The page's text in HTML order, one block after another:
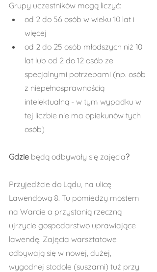
Grupy uczestników mogą liczyć:
od 2 do 56 osób w wieku 10 lat i
więcej
od 2 do 25 osób młodszych niż 10
lat lub od 2 do 12 osób ze
specjalnymi potrzebami (np. osób
z niepełnosprawnością
intelektualną - w tym wypadku w
tej liczbie nie ma opiekunów tych
osób)
Gdzie będą odbywały się zajęcia?
Przyjedźcie do Lądu, na ulicę
Lawendową 8. Tu pomiędzy mostem
na Warcie a przystanią rzeczną
ujrzycie gospodarstwo uprawiające
lawendę. Zajęcia warsztatowe
odbywają się w nowej, dużej,
wygodnej stodole (suszarni) tuż przy